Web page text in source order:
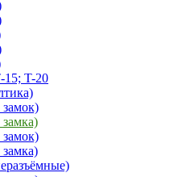
15; T-20